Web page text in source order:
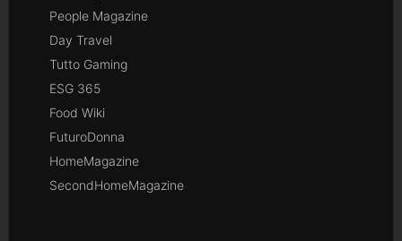
People Magazine
Day Travel
Tutto Gaming
ESG 365
Food Wiki
FuturoDonna
HomeMagazine
SecondHomeMagazine